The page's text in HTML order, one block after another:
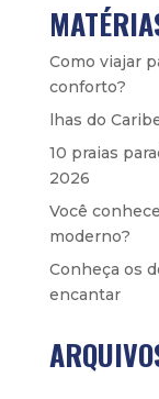
Como viajar
conforto?
lhas do
10 praias
2026
Você
moderno?
Conheça os
encantar